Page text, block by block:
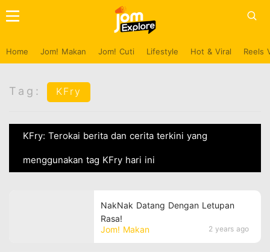
Home Jom! Makan Jom! Cuti Lifestyle Hot & Viral Reels
Tag: KFry
KFry: Terokai berita dan cerita terkini yang
menggunakan tag KFry hari ini
Jom! Makan 2 years ago
NakNak Datang Dengan Letupan
Rasa!